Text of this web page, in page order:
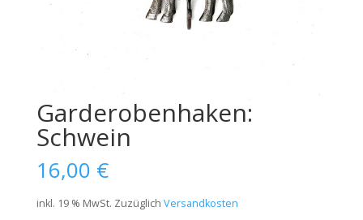
Garderobenhaken:
Schwein
16,00 €
inkl. 19 % MwSt. Zuzüglich Versandkosten